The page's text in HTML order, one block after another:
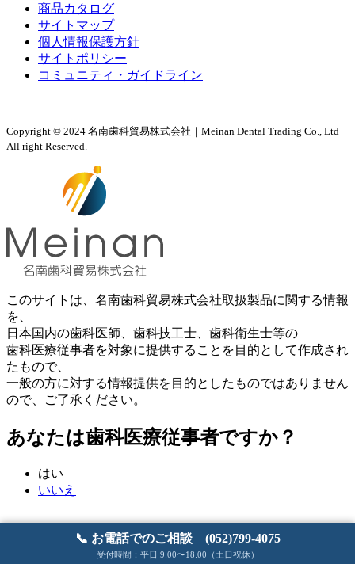
📞 お電話でのご相談 (052)799-4075
受付時間：平日 9:00〜18:00（土日祝休）
商品カタログ
サイトマップ
個人情報保護方針
サイトポリシー
コミュニティ・ガイドライン
Copyright © 2024 名南歯科貿易株式会社｜Meinan Dental Trading Co., Ltd
All right Reserved.
このサイトは、名南歯科貿易株式会社取扱製品に関する情報
を、
日本国内の歯科医師、歯科技工士、歯科衛生士等の
歯科医療従事者を対象に提供することを目的として作成され
たもので、
一般の方に対する情報提供を目的としたものではありません
ので、ご了承ください。
あなたは歯科医療従事者ですか？
はい
いいえ